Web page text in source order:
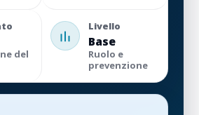
del
Livello
Base
Ruolo e
prevenzione